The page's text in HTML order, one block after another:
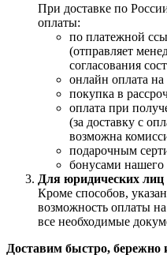
При доставке по
оплаты:
по платежной
(отправляет
согласования
онлайн оплата на
покупка в
оплата при
(за доставку с
возможна
подарочным
бонусами нашего
Для юридических
Кроме способов,
возможность оплаты
все необходимые
Доставим быстро, бережно